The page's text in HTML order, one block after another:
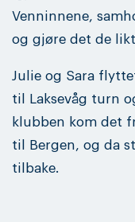
Venninnene,
og gjøre det de
Julie og Sara
til Laksevåg turn
klubben kom det
til Bergen, og da
tilbake.